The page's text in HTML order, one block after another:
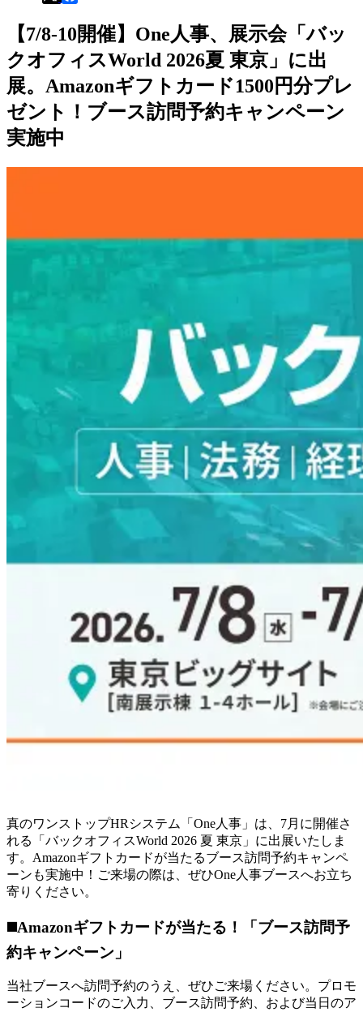
【7/8-10開催】One人事、展示会「バッ
クオフィスWorld 2026夏 東京」に出
展。Amazonギフトカード1500円分プレ
ゼント！ブース訪問予約キャンペーン
実施中
真のワンストップHRシステム「One人事」は、7月に開催さ
れる「バックオフィスWorld 2026 夏 東京」に出展いたしま
す。Amazonギフトカードが当たるブース訪問予約キャンペ
ーンも実施中！ご来場の際は、ぜひOne人事ブースへお立ち
寄りください。
◼️Amazonギフトカードが当たる！「ブース訪問予
約キャンペーン」
当社ブースへ訪問予約のうえ、ぜひご来場ください。プロモ
ーションコードのご入力、ブース訪問予約、および当日のア